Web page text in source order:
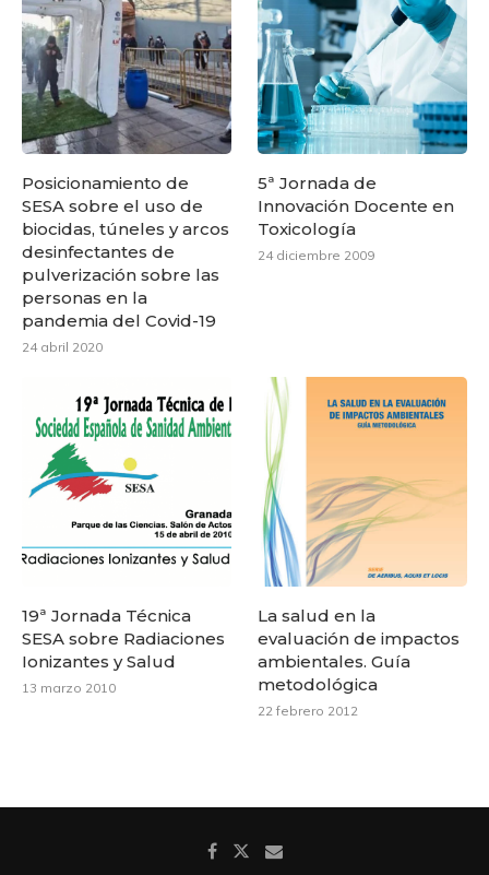
Posicionamiento de
SESA sobre el uso de
biocidas, túneles y arcos
desinfectantes de
pulverización sobre las
personas en la
pandemia del Covid-19
24 abril 2020
5ª Jornada de
Innovación Docente en
Toxicología
24 diciembre 2009
19ª Jornada Técnica
SESA sobre Radiaciones
Ionizantes y Salud
13 marzo 2010
La salud en la
evaluación de impactos
ambientales. Guía
metodológica
22 febrero 2012